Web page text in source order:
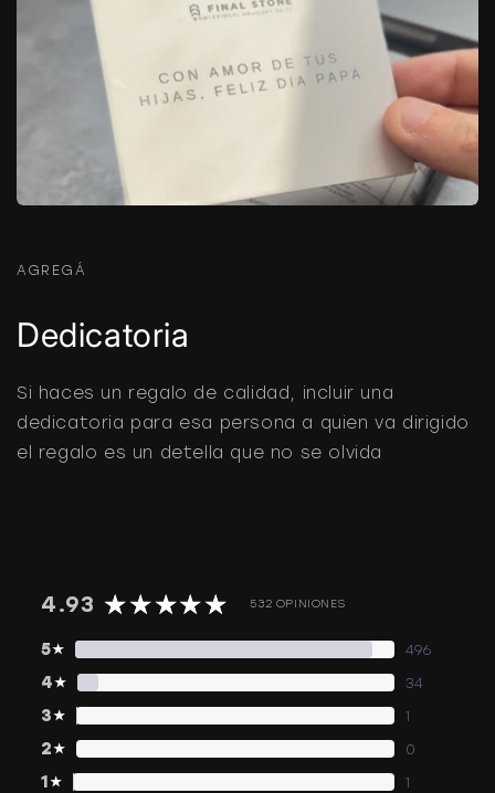
AGREGÁ
Dedicatoria
Si haces un regalo de calidad, incluir una
dedicatoria para esa persona a quien va dirigido
el regalo es un detella que no se olvida
4.93 532 OPINIONES
5★ 496
4★ 34
3★ 1
2★ 0
1★ 1